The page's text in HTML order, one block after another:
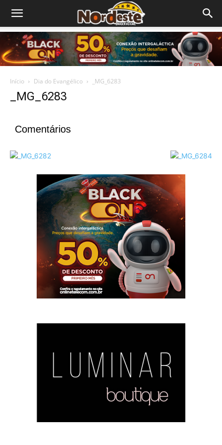
Início Dia do Evangélico _MG_6283
_MG_6283
Comentários